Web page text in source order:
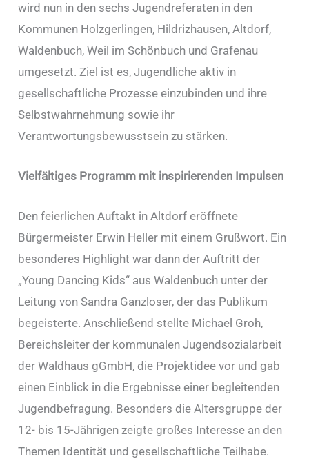
wird nun in den sechs Jugendreferaten in den
Kommunen Holzgerlingen, Hildrizhausen, Altdorf,
Waldenbuch, Weil im Schönbuch und Grafenau
umgesetzt. Ziel ist es, Jugendliche aktiv in
gesellschaftliche Prozesse einzubinden und ihre
Selbstwahrnehmung sowie ihr
Verantwortungsbewusstsein zu stärken.
Vielfältiges Programm mit inspirierenden Impulsen
Den feierlichen Auftakt in Altdorf eröffnete
Bürgermeister Erwin Heller mit einem Grußwort. Ein
besonderes Highlight war dann der Auftritt der
„Young Dancing Kids“ aus Waldenbuch unter der
Leitung von Sandra Ganzloser, der das Publikum
begeisterte. Anschließend stellte Michael Groh,
Bereichsleiter der kommunalen Jugendsozialarbeit
der Waldhaus gGmbH, die Projektidee vor und gab
einen Einblick in die Ergebnisse einer begleitenden
Jugendbefragung. Besonders die Altersgruppe der
12- bis 15-Jährigen zeigte großes Interesse an den
Themen Identität und gesellschaftliche Teilhabe.